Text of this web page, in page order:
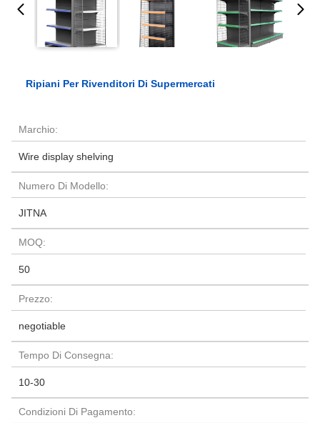
Ripiani Per Rivenditori Di Supermercati
Marchio:
Wire display shelving
Numero Di Modello:
JITNA
MOQ:
50
Prezzo:
negotiable
Tempo Di Consegna:
10-30
Condizioni Di Pagamento: